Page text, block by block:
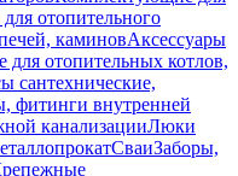
отопительного
каминовАксессуары
отопительных котлов,
сантехнические,
фитинги внутренней
канализацииЛюки
СваиЗаборы,